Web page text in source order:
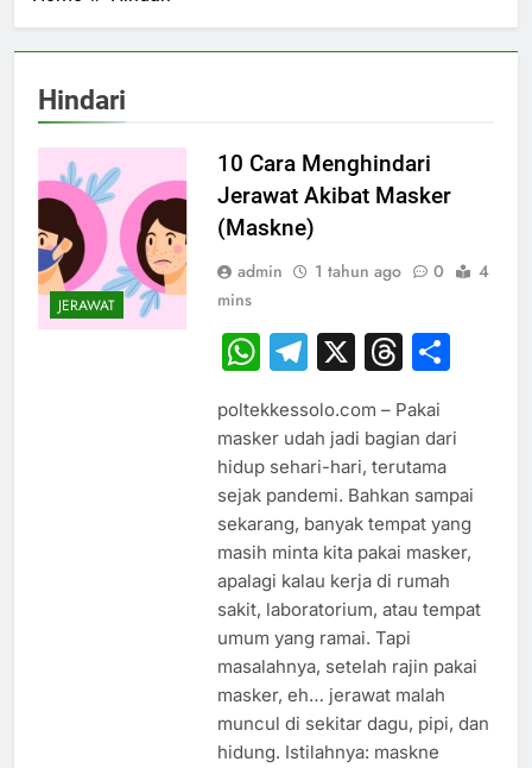
Hindari
JERAWAT
10 Cara Menghindari
Jerawat Akibat Masker
(Maskne)
admin 1 tahun ago 0
4
mins
WhatsApp
Telegram
X
poltekkessolo.com – Pakai
masker udah jadi bagian dari
hidup sehari-hari, terutama
sejak pandemi. Bahkan sampai
sekarang, banyak tempat yang
masih minta kita pakai masker,
apalagi kalau kerja di rumah
sakit, laboratorium, atau tempat
umum yang ramai. Tapi
masalahnya, setelah rajin pakai
masker, eh… jerawat malah
muncul di sekitar dagu, pipi, dan
hidung. Istilahnya: maskne